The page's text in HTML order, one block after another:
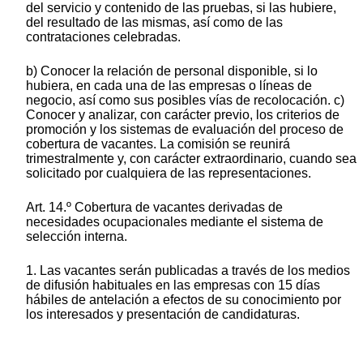
del servicio y contenido de las pruebas, si las hubiere,
del resultado de las mismas, así como de las
contrataciones celebradas.
b) Conocer la relación de personal disponible, si lo
hubiera, en cada una de las empresas o líneas de
negocio, así como sus posibles vías de recolocación. c)
Conocer y analizar, con carácter previo, los criterios de
promoción y los sistemas de evaluación del proceso de
cobertura de vacantes. La comisión se reunirá
trimestralmente y, con carácter extraordinario, cuando sea
solicitado por cualquiera de las representaciones.
Art. 14.º Cobertura de vacantes derivadas de
necesidades ocupacionales mediante el sistema de
selección interna.
1. Las vacantes serán publicadas a través de los medios
de difusión habituales en las empresas con 15 días
hábiles de antelación a efectos de su conocimiento por
los interesados y presentación de candidaturas.